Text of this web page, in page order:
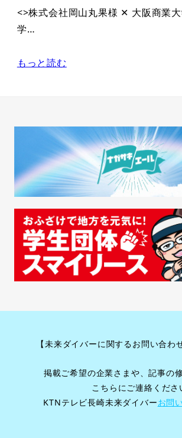
<>株式会社岡山丸果様 ✕ 大阪商業
学…
もっと読む
【未来ダイバーに関するお問い合わ
掲載ご希望の企業さまや、記事の
こちらにご連絡くださ
KTNテレビ長崎未来ダイバーお問